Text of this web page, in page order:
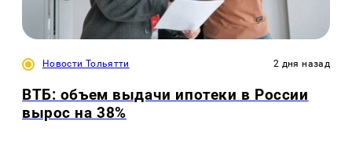
Новости Тольятти 2 дня назад
ВТБ: объем выдачи ипотеки в России
вырос на 38%